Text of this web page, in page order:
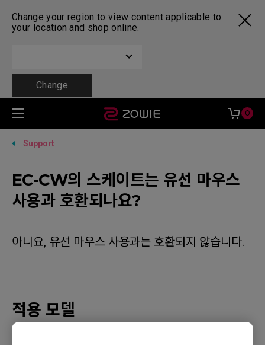
Change your region to view content applicable to
your location and shop online.
Change
0
Support
EC-CW의 스케이트는 유선 마우스
사용과 호환되나요?
아니요, 유선 마우스 사용과는 호환되지 않습니다.
적용 모델